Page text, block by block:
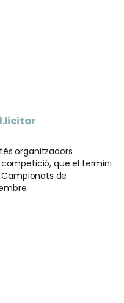
organitzadors
que el termini
de